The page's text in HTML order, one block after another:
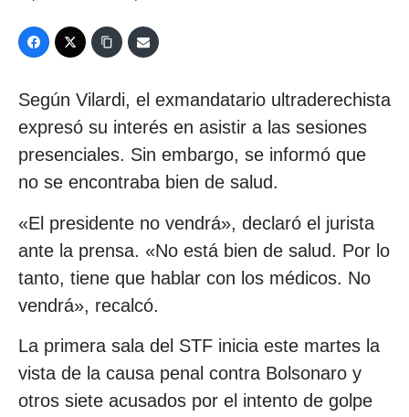
Según Vilardi, el exmandatario ultraderechista
expresó su interés en asistir a las sesiones
presenciales. Sin embargo, se informó que
no se encontraba bien de salud.
«El presidente no vendrá», declaró el jurista
ante la prensa. «No está bien de salud. Por lo
tanto, tiene que hablar con los médicos. No
vendrá», recalcó.
La primera sala del STF inicia este martes la
vista de la causa penal contra Bolsonaro y
otros siete acusados por el intento de golpe